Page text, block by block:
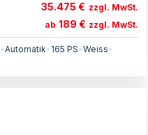
35.475 € zzgl. MwSt.
ab 189 € zzgl. MwSt.
•Automatik• 165 PS•Weiss•